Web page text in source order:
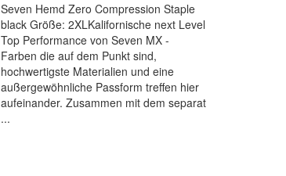
Seven Hemd Zero Compression Staple
black Größe: 2XLKalifornische next Level
Top Performance von Seven MX -
Farben die auf dem Punkt sind,
hochwertigste Materialien und eine
außergewöhnliche Passform treffen hier
aufeinander. Zusammen mit dem separat
...